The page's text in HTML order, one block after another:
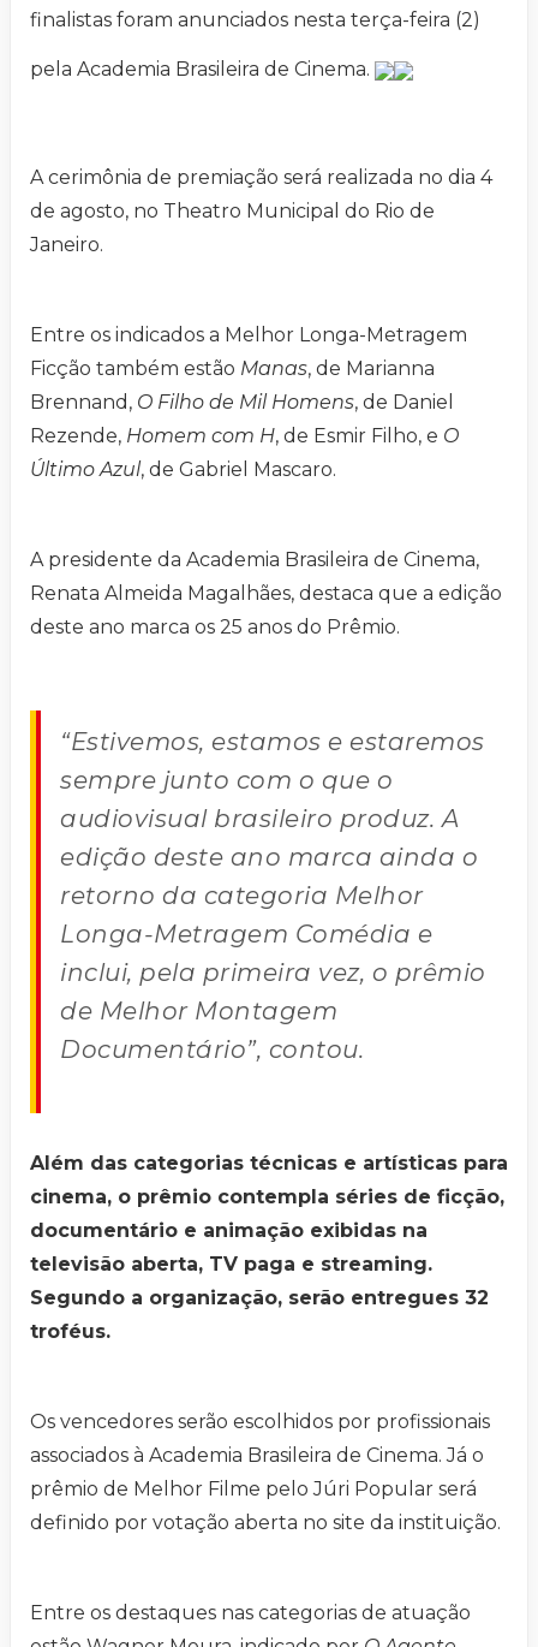
finalistas foram anunciados nesta terça-feira (2)
pela Academia Brasileira de Cinema.
A cerimônia de premiação será realizada no dia 4
de agosto, no Theatro Municipal do Rio de
Janeiro.
Entre os indicados a Melhor Longa-Metragem
Ficção também estão Manas, de Marianna
Brennand, O Filho de Mil Homens, de Daniel
Rezende, Homem com H, de Esmir Filho, e O
Último Azul, de Gabriel Mascaro.
A presidente da Academia Brasileira de Cinema,
Renata Almeida Magalhães, destaca que a edição
deste ano marca os 25 anos do Prêmio.
“Estivemos, estamos e estaremos
sempre junto com o que o
audiovisual brasileiro produz. A
edição deste ano marca ainda o
retorno da categoria Melhor
Longa-Metragem Comédia e
inclui, pela primeira vez, o prêmio
de Melhor Montagem
Documentário”, contou.
Além das categorias técnicas e artísticas para
cinema, o prêmio contempla séries de ficção,
documentário e animação exibidas na
televisão aberta, TV paga e streaming.
Segundo a organização, serão entregues 32
troféus.
Os vencedores serão escolhidos por profissionais
associados à Academia Brasileira de Cinema. Já o
prêmio de Melhor Filme pelo Júri Popular será
definido por votação aberta no site da instituição.
Entre os destaques nas categorias de atuação